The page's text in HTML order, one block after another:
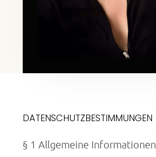
DATENSCHUTZBESTIMMUNGEN
§ 1 Allgemeine Informationen